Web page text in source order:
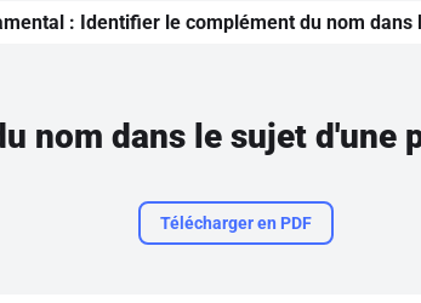
: Identifier le complément du nom dans
nom dans le sujet d'une
Télécharger en PDF